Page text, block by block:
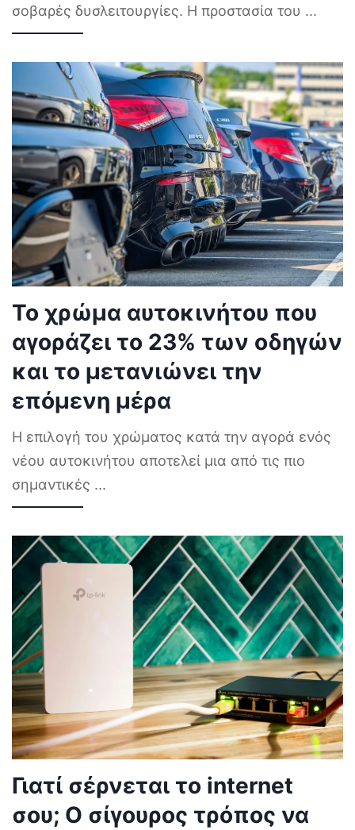
σοβαρές δυσλειτουργίες. Η προστασία του ...
Το χρώμα αυτοκινήτου που
αγοράζει το 23% των οδηγών
και το μετανιώνει την
επόμενη μέρα
Η επιλογή του χρώματος κατά την αγορά ενός
νέου αυτοκινήτου αποτελεί μια από τις πιο
σημαντικές ...
Γιατί σέρνεται το internet
σου; Ο σίγουρος τρόπος να